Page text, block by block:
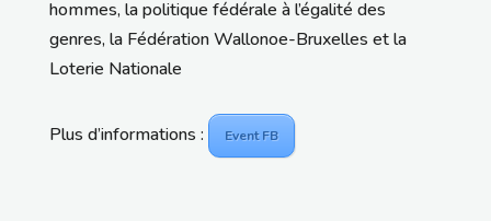
hommes, la politique fédérale à l’égalité des
genres, la Fédération Wallonoe-Bruxelles et la
Loterie Nationale
Plus d’informations : Event FB